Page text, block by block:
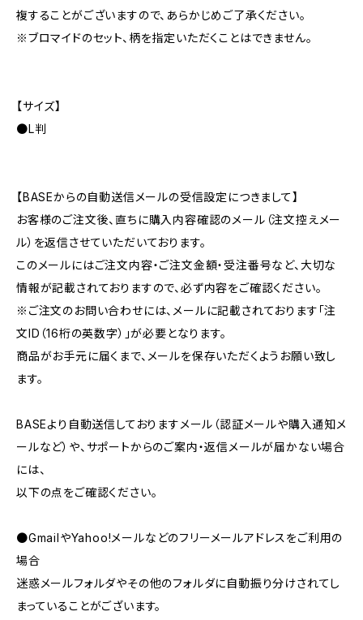
複することがございますので、あらかじめご了承ください。
※ブロマイドのセット、柄を指定いただくことはできません。
【サイズ】
●L判
【BASEからの自動送信メールの受信設定につきまして】
お客様のご注文後、直ちに購入内容確認のメール（注文控えメー
ル）を返信させていただいております。
このメールにはご注文内容・ご注文金額・受注番号など、大切な
情報が記載されておりますので、必ず内容をご確認ください。
※ご注文のお問い合わせには、メールに記載されております「注
文ID（16桁の英数字）」が必要となります。
商品がお手元に届くまで、メールを保存いただくようお願い致し
ます。
BASEより自動送信しておりますメール（認証メールや購入通知メ
ールなど）や、サポートからのご案内・返信メールが届かない場合
には、
以下の点をご確認ください。
●GmailやYahoo!メールなどのフリーメールアドレスをご利用の
場合
迷惑メールフォルダやその他のフォルダに自動振り分けされてし
まっていることがございます。